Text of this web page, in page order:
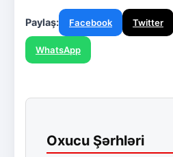
Paylaş: Facebook Twitter
WhatsApp
Oxucu Şərhləri